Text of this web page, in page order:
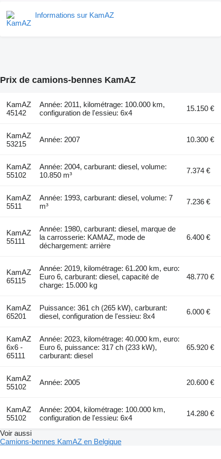
Informations sur KamAZ
Prix de camions-bennes KamAZ
KamAZ
45142
Année: 2011, kilométrage: 100.000 km,
configuration de l'essieu: 6x4
15.150 €
KamAZ
53215
Année: 2007 10.300 €
KamAZ
55102
Année: 2004, carburant: diesel, volume:
10.850 m³
7.374 €
KamAZ
5511
Année: 1993, carburant: diesel, volume: 7
m³
7.236 €
KamAZ
55111
Année: 1980, carburant: diesel, marque de
la carrosserie: KAMAZ, mode de
déchargement: arrière
6.400 €
KamAZ
65115
Année: 2019, kilométrage: 61.200 km, euro:
Euro 6, carburant: diesel, capacité de
charge: 15.000 kg
48.770 €
KamAZ
65201
Puissance: 361 ch (265 kW), carburant:
diesel, configuration de l'essieu: 8x4
6.000 €
KamAZ
6x6 -
65111
Année: 2023, kilométrage: 40.000 km, euro:
Euro 6, puissance: 317 ch (233 kW),
carburant: diesel
65.920 €
KamAZ
55102
Année: 2005 20.600 €
KamAZ
55102
Année: 2004, kilométrage: 100.000 km,
configuration de l'essieu: 6x4
14.280 €
Voir aussi
Camions-bennes KamAZ en Belgique